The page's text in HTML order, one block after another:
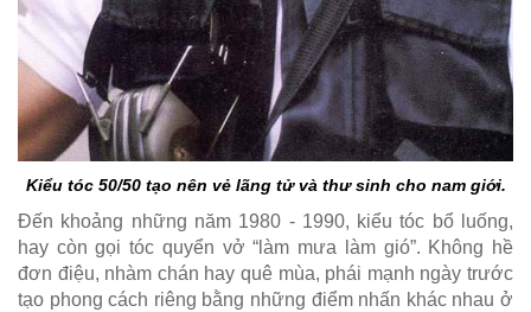
Kiểu tóc 50/50 tạo nên vẻ lãng tử và thư sinh cho nam giới.
Đến khoảng những năm 1980 - 1990, kiểu tóc bổ luống,
hay còn gọi tóc quyển vở “làm mưa làm gió”. Không hề
đơn điệu, nhàm chán hay quê mùa, phái mạnh ngày trước
tạo phong cách riêng bằng những điểm nhấn khác nhau ở